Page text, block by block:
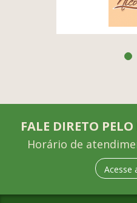
FALE DIRETO
Horário de
Acesse